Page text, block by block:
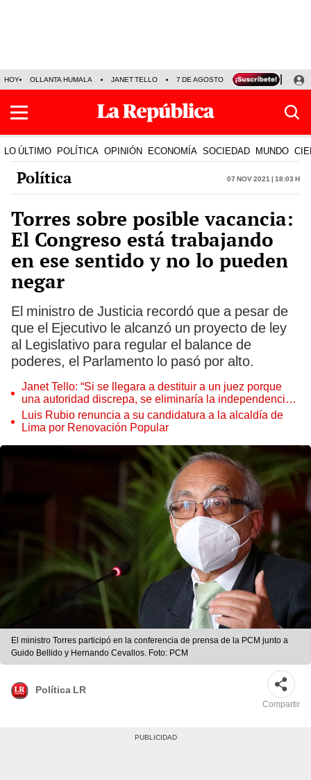
HOY OLLANTA HUMALA JANET TELLO 7 DE AGOSTO TINKA RESULTADOS
LO ÚLTIMO POLÍTICA OPINIÓN ECONOMÍA SOCIEDAD MUNDO
Política 07 Nov 2021 | 18:03 h
Torres sobre posible vacancia:
El Congreso está trabajando
en ese sentido y no lo pueden
negar
El ministro de Justicia recordó que a pesar de
que el Ejecutivo le alcanzó un proyecto de ley
al Legislativo para regular el balance de
poderes, el Parlamento lo pasó por alto.
Janet Tello: “Si se llegara a destituir a un juez porque
una autoridad discrepa, se eliminaría la independencia
judicial”
Luis Rubio renuncia a su candidatura a la alcaldía de
Lima por Renovación Popular
El ministro Torres participó en la conferencia de prensa de la PCM junto a
Guido Bellido y Hernando Cevallos. Foto: PCM
Política LR
Compartir